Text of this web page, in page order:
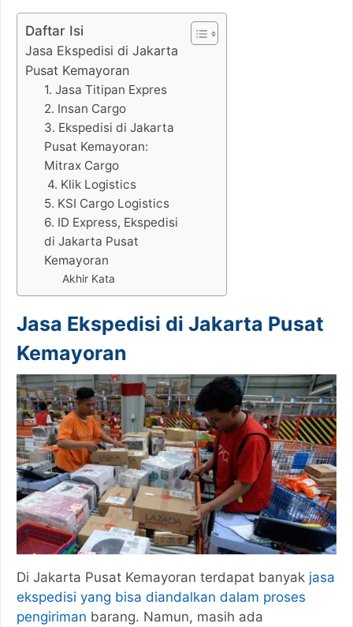
Daftar Isi
Jasa Ekspedisi di Jakarta
Pusat Kemayoran
1. Jasa Titipan Expres
2. Insan Cargo
3. Ekspedisi di Jakarta
Pusat Kemayoran:
Mitrax Cargo
4. Klik Logistics
5. KSI Cargo Logistics
6. ID Express, Ekspedisi
di Jakarta Pusat
Kemayoran
Akhir Kata
Jasa Ekspedisi di Jakarta Pusat
Kemayoran
Di Jakarta Pusat Kemayoran terdapat banyak jasa
ekspedisi yang bisa diandalkan dalam proses
pengiriman barang. Namun, masih ada